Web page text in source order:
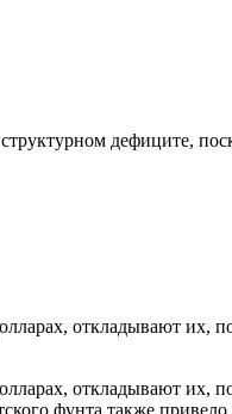
дефиците,
откладывают их,
откладывают их,